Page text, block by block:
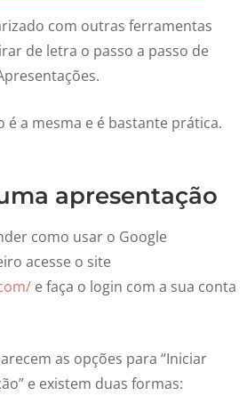
com outras ferramentas
de letra o passo a passo de
é a mesma e é bastante prática.
apresentação
como usar o Google
acesse o site
e faça o login com a sua conta
as opções para “Iniciar
e existem duas formas: